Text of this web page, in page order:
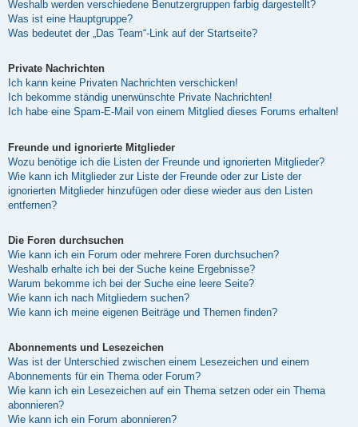
Weshalb werden verschiedene Benutzergruppen farbig dargestellt?
Was ist eine Hauptgruppe?
Was bedeutet der „Das Team“-Link auf der Startseite?
Private Nachrichten
Ich kann keine Privaten Nachrichten verschicken!
Ich bekomme ständig unerwünschte Private Nachrichten!
Ich habe eine Spam-E-Mail von einem Mitglied dieses Forums erhalten!
Freunde und ignorierte Mitglieder
Wozu benötige ich die Listen der Freunde und ignorierten Mitglieder?
Wie kann ich Mitglieder zur Liste der Freunde oder zur Liste der
ignorierten Mitglieder hinzufügen oder diese wieder aus den Listen
entfernen?
Die Foren durchsuchen
Wie kann ich ein Forum oder mehrere Foren durchsuchen?
Weshalb erhalte ich bei der Suche keine Ergebnisse?
Warum bekomme ich bei der Suche eine leere Seite?
Wie kann ich nach Mitgliedern suchen?
Wie kann ich meine eigenen Beiträge und Themen finden?
Abonnements und Lesezeichen
Was ist der Unterschied zwischen einem Lesezeichen und einem
Abonnements für ein Thema oder Forum?
Wie kann ich ein Lesezeichen auf ein Thema setzen oder ein Thema
abonnieren?
Wie kann ich ein Forum abonnieren?